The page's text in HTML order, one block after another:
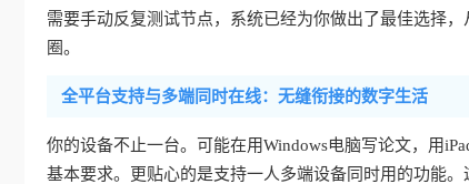
需要手动反复测试节点，系统已经为你做出了最佳选择
圈。
全平台支持与多端同时在线：无缝衔接的数字生活
你的设备不止一台。可能在用Windows电脑写论文，用
基本要求。更贴心的是支持一人多端设备同时用的功能